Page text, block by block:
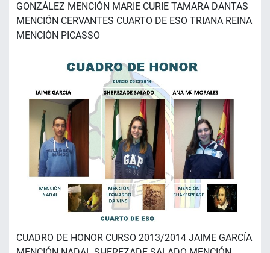
GONZÁLEZ MENCIÓN MARIE CURIE TAMARA DANTAS
MENCIÓN CERVANTES CUARTO DE ESO TRIANA REINA
MENCIÓN PICASSO
CUADRO DE HONOR CURSO 2013/2014 JAIME GARCÍA